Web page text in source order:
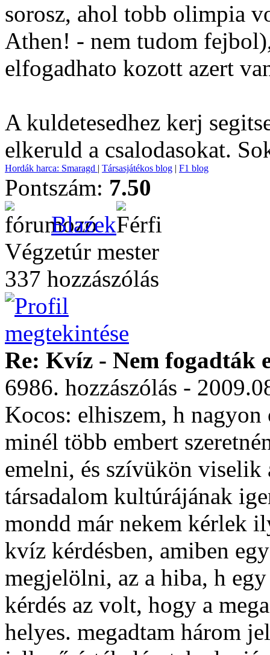
sorosz, ahol tobb olimpia
Athen! - nem tudom
elfogadhato kozott azert
A kuldetesedhez kerj
elkeruld a csalodasokat.
Hordák harca: Smaragd | Társasjátékos blog | F1 blog
Pontszám: 7.50
Blazek
Végzetúr mester
337 hozzászólás
Re: Kvíz - Nem fogadták
6986. hozzászólás -
Kocos: elhiszem, h
minél több embert
emelni, és szívükön viselik
társadalom kultúrájának
mondd már nekem kérlek
kvíz kérdésben, amiben
megjelölni, az a hiba, h
kérdés az volt, hogy a
helyes. megadtam három